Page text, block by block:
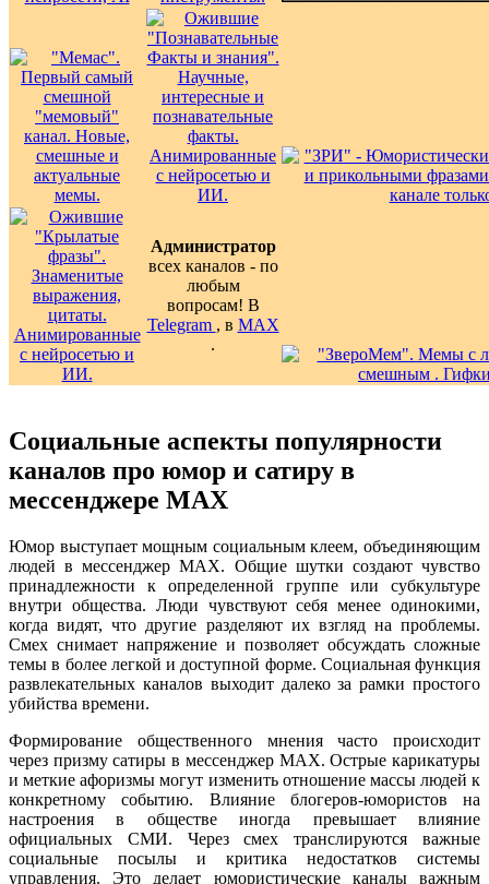
Администратор
всех каналов - по
любым
вопросам! В
Telegram , в MAX
.
Социальные аспекты популярности
каналов про юмор и сатиру в
мессенджере MAX
Юмор выступает мощным социальным клеем, объединяющим
людей в мессенджер MAX. Общие шутки создают чувство
принадлежности к определенной группе или субкультуре
внутри общества. Люди чувствуют себя менее одинокими,
когда видят, что другие разделяют их взгляд на проблемы.
Смех снимает напряжение и позволяет обсуждать сложные
темы в более легкой и доступной форме. Социальная функция
развлекательных каналов выходит далеко за рамки простого
убийства времени.
Формирование общественного мнения часто происходит
через призму сатиры в мессенджер MAX. Острые карикатуры
и меткие афоризмы могут изменить отношение массы людей к
конкретному событию. Влияние блогеров-юмористов на
настроения в обществе иногда превышает влияние
официальных СМИ. Через смех транслируются важные
социальные посылы и критика недостатков системы
управления. Это делает юмористические каналы важным